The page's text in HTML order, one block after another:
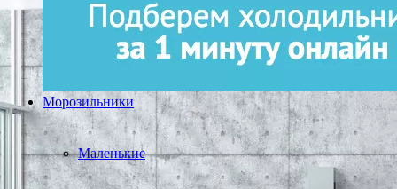
Морозильники
Маленькие